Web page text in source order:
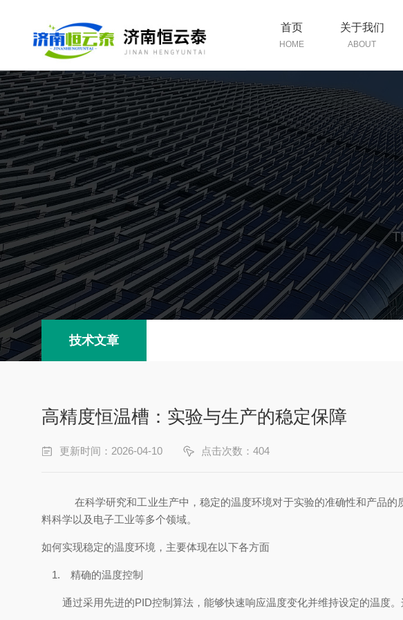
首页
HOME
关于我们
ABOUT
技术文章
高精度恒温槽：实验与生产的稳定保障
更新时间：2026-04-10 点击次数：404
在科学研究和工业生产中，稳定的温度环境对于实验的准确性和产品
料科学以及电子工业等多个领域。
如何实现稳定的温度环境 ， 主要体现在以下各方面
1. 精确的温度控制
通过采用先进的PID控制算法，能够快速响应温度变化并维持设定的温度